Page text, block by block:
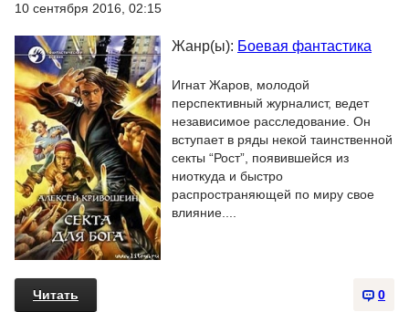
10 сентября 2016, 02:15
Жанр(ы): Боевая фантастика
Игнат Жаров, молодой
перспективный журналист, ведет
независимое расследование. Он
вступает в ряды некой таинственной
секты “Рост”, появившейся из
ниоткуда и быстро
распространяющей по миру свое
влияние....
0
Читать